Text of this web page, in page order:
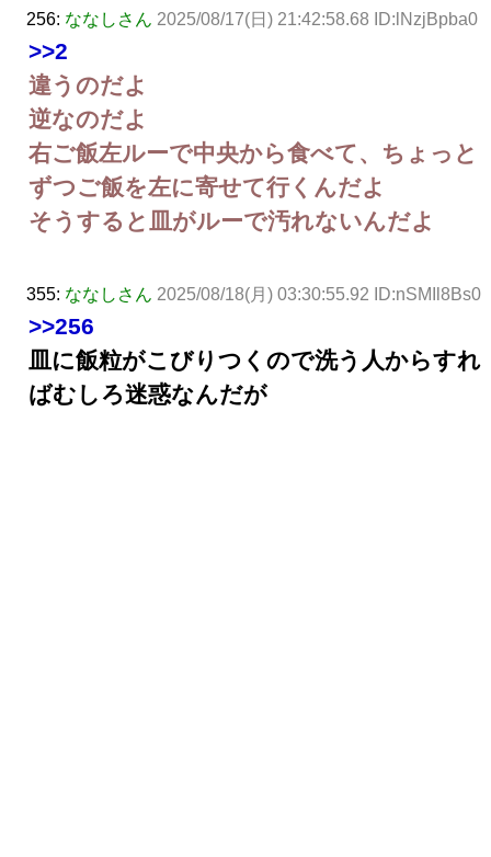
256: ななしさん 2025/08/17(日) 21:42:58.68 ID:lNzjBpba0
>>2
違うのだよ
逆なのだよ
右ご飯左ルーで中央から食べて、ちょっと
ずつご飯を左に寄せて行くんだよ
そうすると皿がルーで汚れないんだよ
355: ななしさん 2025/08/18(月) 03:30:55.92 ID:nSMIl8Bs0
>>256
皿に飯粒がこびりつくので洗う人からすれ
ばむしろ迷惑なんだが